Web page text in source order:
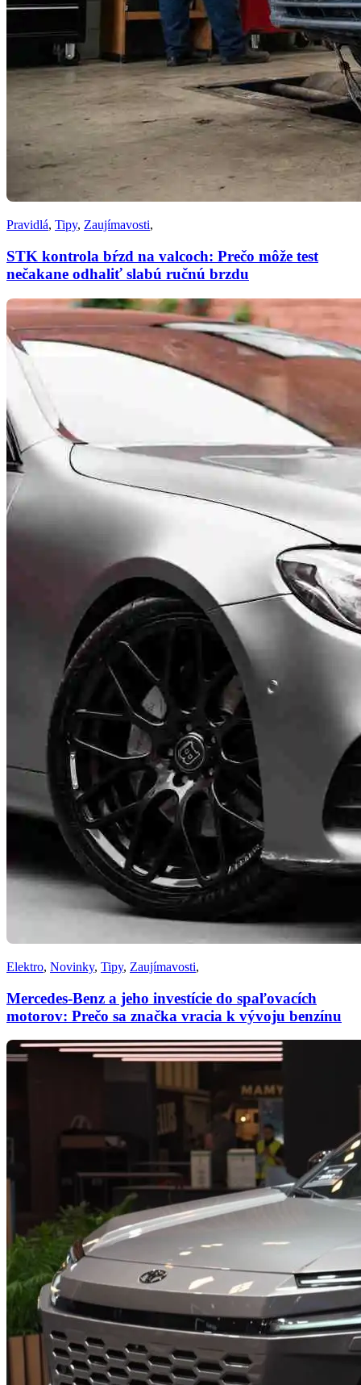
Pravidlá, Tipy, Zaujímavosti,
STK kontrola bŕzd na valcoch: Prečo môže test
nečakane odhaliť slabú ručnú brzdu
Elektro, Novinky, Tipy, Zaujímavosti,
Mercedes-Benz a jeho investície do spaľovacích
motorov: Prečo sa značka vracia k vývoju benzínu